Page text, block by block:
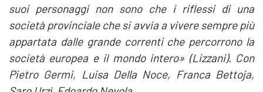
suoi personaggi non sono che i riflessi di una
società provinciale che si avvia a vivere sempre più
appartata dalle grande correnti che percorrono la
società europea e il mondo intero» (Lizzani). Con
Pietro Germi, Luisa Della Noce, Franca Bettoja,